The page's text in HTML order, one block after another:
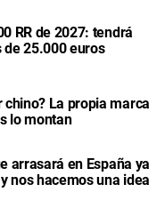
RR de 2027: tendrá
de 25.000 euros
chino? La propia marca
lo montan
arrasará en España ya
nos hacemos una idea